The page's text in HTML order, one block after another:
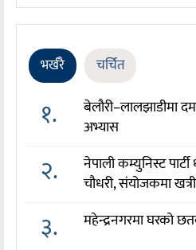
भर्खरै चर्चित
१.
बेलौरी–लालझाडीमा
अभ्यास
२.
नेपाली कम्युनिस्ट
चौधरी, संयोजकमा खत्री
३. महेन्द्रनगरमा घरको